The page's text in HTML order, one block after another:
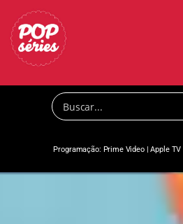
Programação: Prime Video|Apple TV